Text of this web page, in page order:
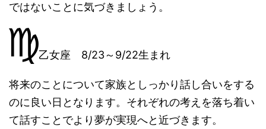
ではないことに気づきましょう。
乙女座 8/23～9/22生まれ
将来のことについて家族としっかり話し合いをする
のに良い日となります。それぞれの考えを落ち着い
て話すことでより夢が実現へと近づきます。